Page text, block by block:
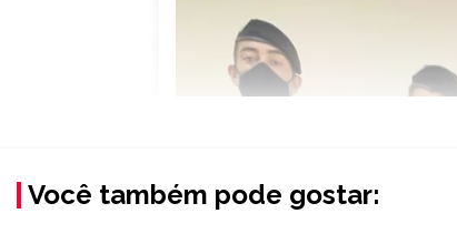
Você também pode gostar: